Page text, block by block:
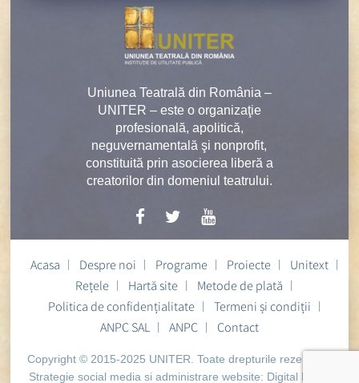
Uniunea Teatrală din România –
UNITER – este o organizaţie
profesională, apolitică,
neguvernamentală şi nonprofit,
constituită prin asocierea liberă a
creatorilor din domeniul teatrului.
Acasa Despre noi Programe Proiecte
Unitext
Rețele
Hartă site
Metode de plată
Politica de confidențialitate
Termeni și condiții
ANPC SAL
ANPC Contact
Copyright © 2015-2025 UNITER. Toate drepturile rezervate.
Strategie social media si administrare website: Digital Heart